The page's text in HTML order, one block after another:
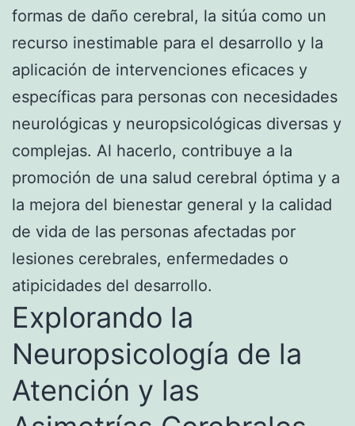
formas de daño cerebral, la sitúa como un
recurso inestimable para el desarrollo y la
aplicación de intervenciones eficaces y
específicas para personas con necesidades
neurológicas y neuropsicológicas diversas y
complejas. Al hacerlo, contribuye a la
promoción de una salud cerebral óptima y a
la mejora del bienestar general y la calidad
de vida de las personas afectadas por
lesiones cerebrales, enfermedades o
atipicidades del desarrollo.
Explorando la
Neuropsicología de la
Atención y las